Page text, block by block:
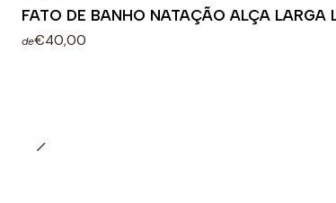
FATO DE BANHO NATAÇÃO ALÇA LARGA
de€40,00